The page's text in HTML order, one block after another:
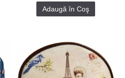
Adaugă în Coş